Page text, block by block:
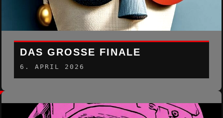
DAS GROSSE FINALE
6. APRIL 2026